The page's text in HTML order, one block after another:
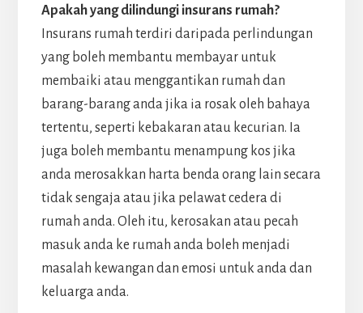
Apakah yang dilindungi insurans rumah?
Insurans rumah terdiri daripada perlindungan
yang boleh membantu membayar untuk
membaiki atau menggantikan rumah dan
barang-barang anda jika ia rosak oleh bahaya
tertentu, seperti kebakaran atau kecurian. Ia
juga boleh membantu menampung kos jika
anda merosakkan harta benda orang lain secara
tidak sengaja atau jika pelawat cedera di
rumah anda. Oleh itu, kerosakan atau pecah
masuk anda ke rumah anda boleh menjadi
masalah kewangan dan emosi untuk anda dan
keluarga anda.